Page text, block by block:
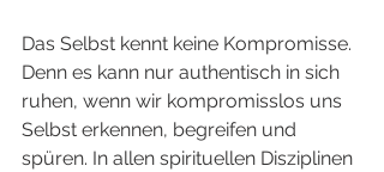
Das Selbst kennt keine Kompromisse.
Denn es kann nur authentisch in sich
ruhen, wenn wir kompromisslos uns
Selbst erkennen, begreifen und
spüren. In allen spirituellen Disziplinen